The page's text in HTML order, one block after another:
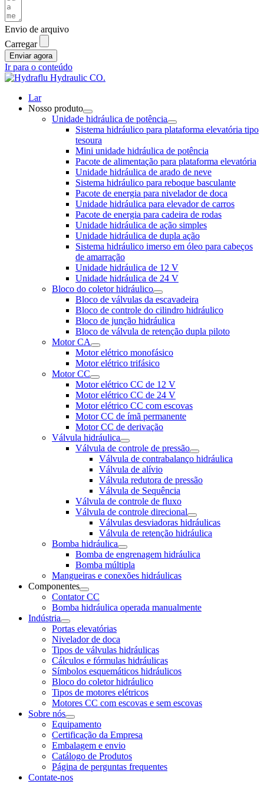
Envio de arquivo
Carregar
Enviar agora
Ir para o conteúdo
Lar
Nosso produto
Unidade hidráulica de potência
Sistema hidráulico para plataforma elevatória tipo
tesoura
Mini unidade hidráulica de potência
Pacote de alimentação para plataforma elevatória
Unidade hidráulica de arado de neve
Sistema hidráulico para reboque basculante
Pacote de energia para nivelador de doca
Unidade hidráulica para elevador de carros
Pacote de energia para cadeira de rodas
Unidade hidráulica de ação simples
Unidade hidráulica de dupla ação
Sistema hidráulico imerso em óleo para cabeços
de amarração
Unidade hidráulica de 12 V
Unidade hidráulica de 24 V
Bloco do coletor hidráulico
Bloco de válvulas da escavadeira
Bloco de controle do cilindro hidráulico
Bloco de junção hidráulica
Bloco de válvula de retenção dupla piloto
Motor CA
Motor elétrico monofásico
Motor elétrico trifásico
Motor CC
Motor elétrico CC de 12 V
Motor elétrico CC de 24 V
Motor elétrico CC com escovas
Motor CC de ímã permanente
Motor CC de derivação
Válvula hidráulica
Válvula de controle de pressão
Válvula de contrabalanço hidráulica
Válvula de alívio
Válvula redutora de pressão
Válvula de Sequência
Válvula de controle de fluxo
Válvula de controle direcional
Válvulas desviadoras hidráulicas
Válvula de retenção hidráulica
Bomba hidráulica
Bomba de engrenagem hidráulica
Bomba múltipla
Mangueiras e conexões hidráulicas
Componentes
Contator CC
Bomba hidráulica operada manualmente
Indústria
Portas elevatórias
Nivelador de doca
Tipos de válvulas hidráulicas
Cálculos e fórmulas hidráulicas
Símbolos esquemáticos hidráulicos
Bloco do coletor hidráulico
Tipos de motores elétricos
Motores CC com escovas e sem escovas
Sobre nós
Equipamento
Certificação da Empresa
Embalagem e envio
Catálogo de Produtos
Página de perguntas frequentes
Contate-nos